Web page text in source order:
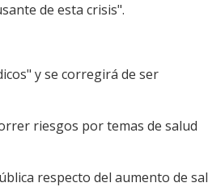
de esta crisis".
y se corregirá de ser
riesgos por temas de salud
respecto del aumento de sal